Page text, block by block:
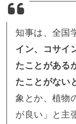
知事は、全国
イン、コサイ
たことがある
たことがない
象とか、植物
が良い」と主